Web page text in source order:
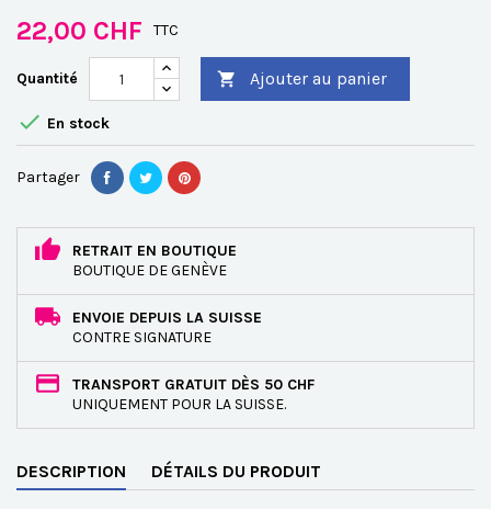
22,00 CHF TTC
Quantité  Ajouter au panier
 En stock
Partager
RETRAIT EN BOUTIQUE
BOUTIQUE DE GENÈVE
ENVOIE DEPUIS LA SUISSE
CONTRE SIGNATURE
TRANSPORT GRATUIT DÈS 50 CHF
UNIQUEMENT POUR LA SUISSE.
DESCRIPTION DÉTAILS DU PRODUIT